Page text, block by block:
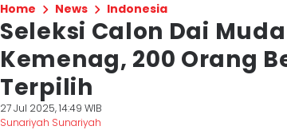
Home News Indonesia
Seleksi Calon Dai
Kemenag, 200 Orang
Terpilih
27 Jul 2025, 14:49 WIB
Sunariyah Sunariyah